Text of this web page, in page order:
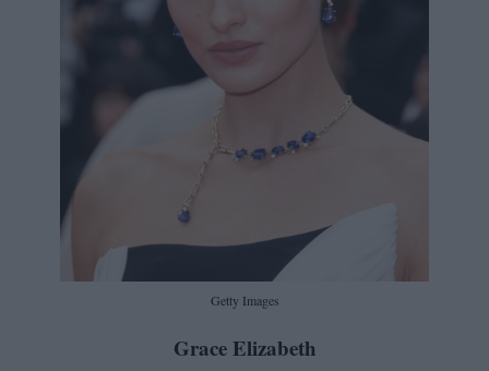
Getty Images
Grace Elizabeth